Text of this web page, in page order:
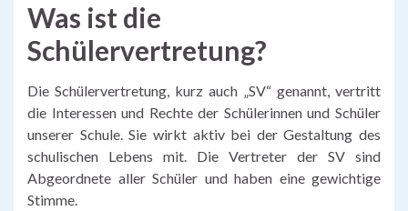
Was ist die
Schülervertretung?
Die Schülervertretung, kurz auch „SV“ genannt, vertritt
die Interessen und Rechte der Schülerinnen und Schüler
unserer Schule. Sie wirkt aktiv bei der Gestaltung des
schulischen Lebens mit. Die Vertreter der SV sind
Abgeordnete aller Schüler und haben eine gewichtige
Stimme.